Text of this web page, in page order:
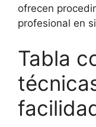
ofrecen
profesional en
Tabla